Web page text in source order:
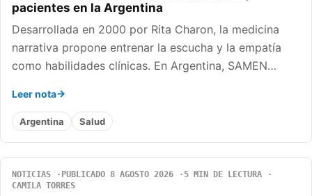
pacientes en la Argentina
Desarrollada en 2000 por Rita Charon, la medicina
narrativa propone entrenar la escucha y la empatía
como habilidades clínicas. En Argentina, SAMEN…
Leer nota
Argentina Salud
NOTICIAS PUBLICADO 8 AGOSTO 2026
5 MIN DE LECTURA
CAMILA TORRES